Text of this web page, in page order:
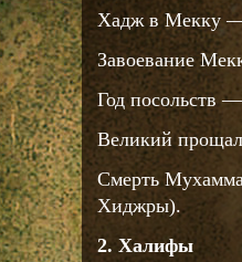
Хадж в Мекку —
Завоевание
Год посольств
Великий
Смерть
Хиджры).
2. Халифы